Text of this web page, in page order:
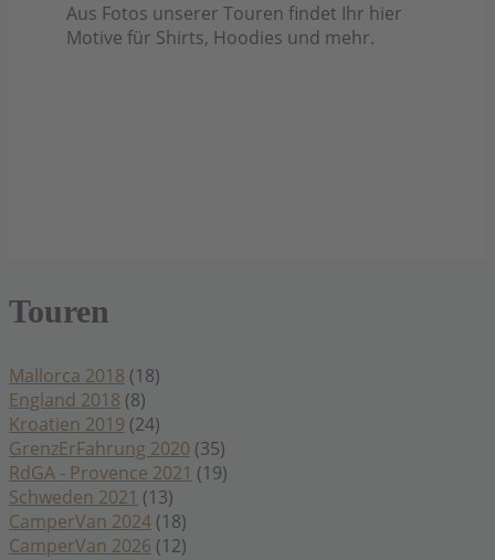
Aus Fotos unserer Touren findet Ihr hier
Motive für Shirts, Hoodies und mehr.
Touren
Mallorca 2018 (18)
England 2018 (8)
Kroatien 2019 (24)
GrenzErFahrung 2020 (35)
RdGA - Provence 2021 (19)
Schweden 2021 (13)
CamperVan 2024 (18)
CamperVan 2026 (12)